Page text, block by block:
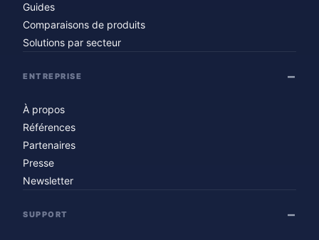
Guides
Comparaisons de produits
Solutions par secteur
ENTREPRISE
À propos
Références
Partenaires
Presse
Newsletter
SUPPORT